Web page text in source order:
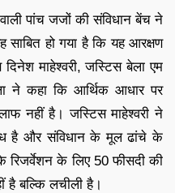
पांच जजों की संविधान बेंच ने
हो गया है कि यह आरक्षण
माहेश्वरी, जस्टिस बेला एम
ने कहा कि आर्थिक आधार पर
नहीं है। जस्टिस माहेश्वरी ने
है और संविधान के मूल ढांचे के
रिजर्वेशन के लिए 50 फीसदी की
है बल्कि लचीली है।